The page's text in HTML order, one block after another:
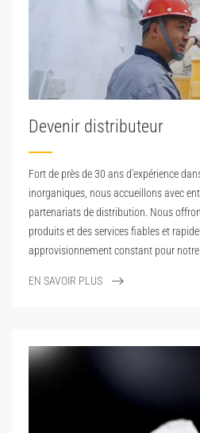
Devenir distributeur
Fort de près de 30 ans d'expérience
inorganiques, nous accueillons avec
partenariats de distribution. Nous
produits et des services fiables et
approvisionnement constant pour notre
EN SAVOIR PLUS